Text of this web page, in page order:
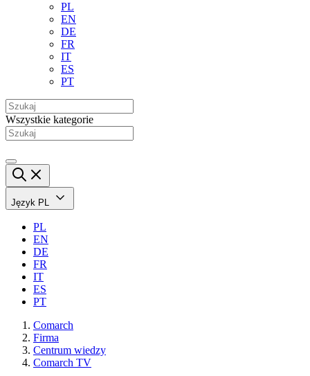
PL
EN
DE
FR
IT
ES
PT
Wszystkie kategorie
Język PL
PL
EN
DE
FR
IT
ES
PT
Comarch
Firma
Centrum wiedzy
Comarch TV